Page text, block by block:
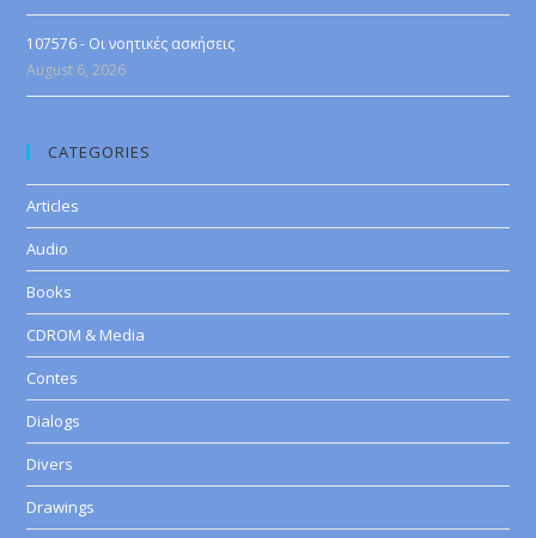
107576 - Οι νοητικές ασκήσεις
August 6, 2026
CATEGORIES
Articles
Audio
Books
CDROM & Media
Contes
Dialogs
Divers
Drawings